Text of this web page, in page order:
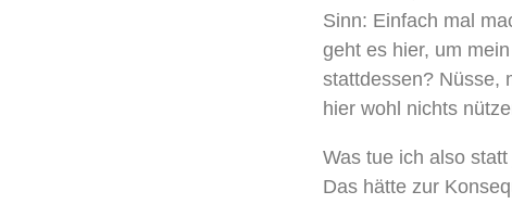
Sinn: Einfach mal
geht es hier, um
stattdessen? Nüsse,
hier wohl nichts
Was tue ich also
Das hätte zur